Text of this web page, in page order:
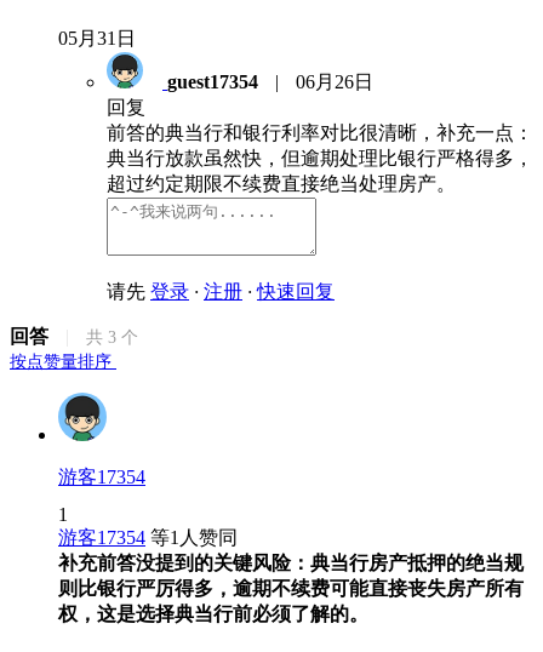
05月31日
guest17354 |
06月26日
回复
前答的典当行和银行利率对比很清晰，补充一点：
典当行放款虽然快，但逾期处理比银行严格得多，
超过约定期限不续费直接绝当处理房产。
请先 登录 · 注册 · 快速回复
回答 共 3 个
按点赞量排序
游客17354
1
游客17354 等1 人赞同
补充前答没提到的关键风险：典当行房产抵押的绝当规
则比银行严厉得多，逾期不续费可能直接丧失房产所有
权，这是选择典当行前必须了解的。